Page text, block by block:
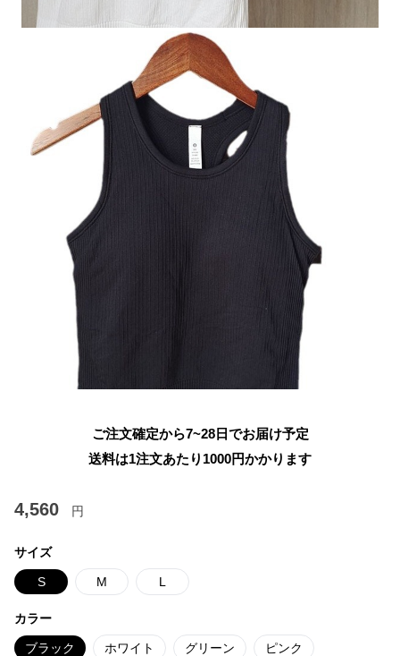
ご注文確定から7~28日でお届け予定
送料は1注文あたり 1000円かかります
4,560 円
サイズ
S M L
カラー
ブラック ホワイト グリーン ピンク